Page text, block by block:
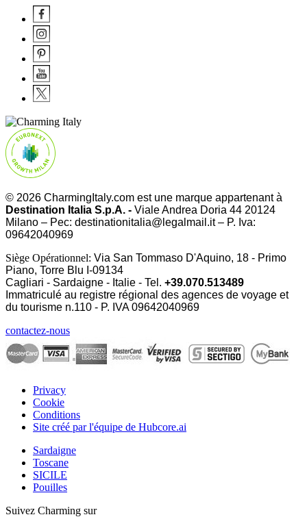
© 2026 CharmingItaly.com est une marque appartenant à
Destination Italia S.p.A. - Viale Andrea Doria 44 20124
Milano – Pec: destinationitalia@legalmail.it – P. Iva:
09642040969
Siège Opérationnel: Via San Tommaso D'Aquino, 18 - Primo
Piano, Torre Blu I-09134
Cagliari - Sardaigne - Italie - Tel. +39.070.513489
Immatriculé au registre régional des agences de voyage et
du tourisme n.110 - P. IVA09642040969
contactez-nous
Privacy
Cookie
Conditions
Site créé par l'équipe de Hubcore.ai
Sardaigne
Toscane
SICILE
Pouilles
Suivez Charming sur